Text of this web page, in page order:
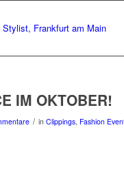
IM OKTOBER!
/ in Clippings, Fashion